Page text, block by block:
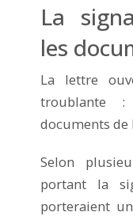
La
les
La lettre
troublante
documents de
Selon
portant la
porteraient